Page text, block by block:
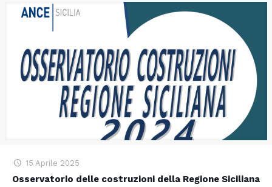
15 Aprile 2025
Osservatorio delle costruzioni della Regione Siciliana